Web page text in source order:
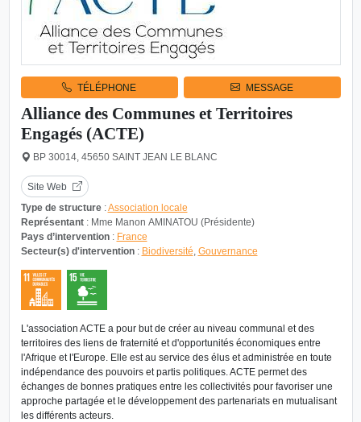
TÉLÉPHONE MESSAGE
Alliance des Communes et Territoires
Engagés (ACTE)
BP 30014, 45650 SAINT JEAN LE BLANC
Site Web
Type de structure:Association locale
Représentant: Mme Manon AMINATOU (Présidente)
Pays d’intervention: France
Secteur(s) d'intervention: Biodiversité Gouvernance
L'association ACTE a pour but de créer au niveau communal et des
territoires des liens de fraternité et d'opportunités économiques entre
l'Afrique et l'Europe. Elle est au service des élus et administrée en toute
indépendance des pouvoirs et partis politiques. ACTE permet des
échanges de bonnes pratiques entre les collectivités pour favoriser une
approche partagée et le développement des partenariats en mutualisant
les différents acteurs.